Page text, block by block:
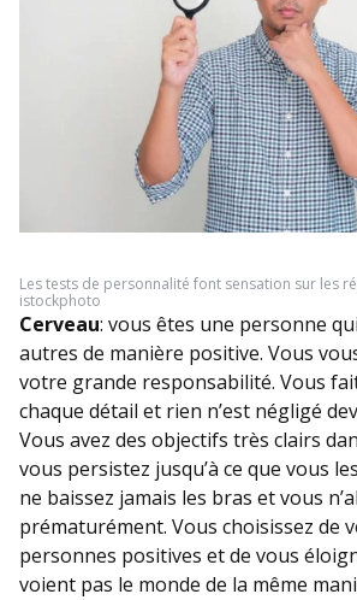
Les tests de personnalité font sensation sur les
istockphoto
Cerveau: vous êtes une personne
autres de manière positive. Vous
votre grande responsabilité. Vous
chaque détail et rien n’est négligé
Vous avez des objectifs très clairs
vous persistez jusqu’à ce que vous
ne baissez jamais les bras et vous
prématurément. Vous choisissez de
personnes positives et de vous
voient pas le monde de la même